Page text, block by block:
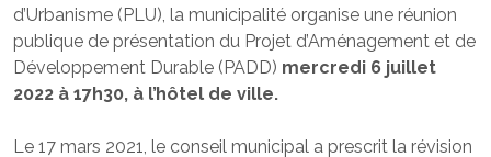
d’Urbanisme (PLU), la municipalité organise une réunion
publique de présentation du Projet d’Aménagement et de
Développement Durable (PADD) mercredi 6 juillet
2022 à 17h30, à l’hôtel de ville.
Le 17 mars 2021, le conseil municipal a prescrit la révision